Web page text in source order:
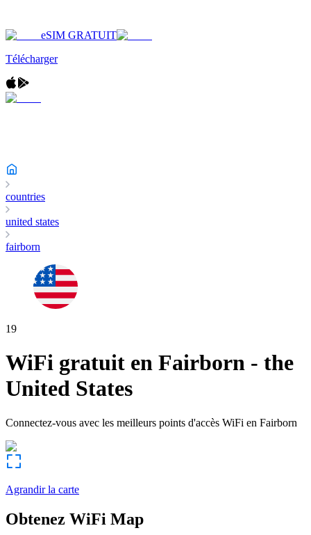
eSIM GRATUIT
Télécharger
countries
united states
fairborn
19
WiFi gratuit en Fairborn - the
United States
Connectez-vous avec les meilleurs points d'accès WiFi en Fairborn
Agrandir la carte
Obtenez WiFi Map